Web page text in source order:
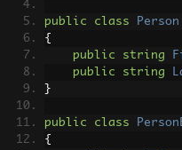
public class
Person
{
public
string
public
string
}
public class
{